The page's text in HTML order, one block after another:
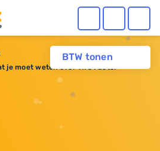
BTW tonen
je moet weten over Two Factor